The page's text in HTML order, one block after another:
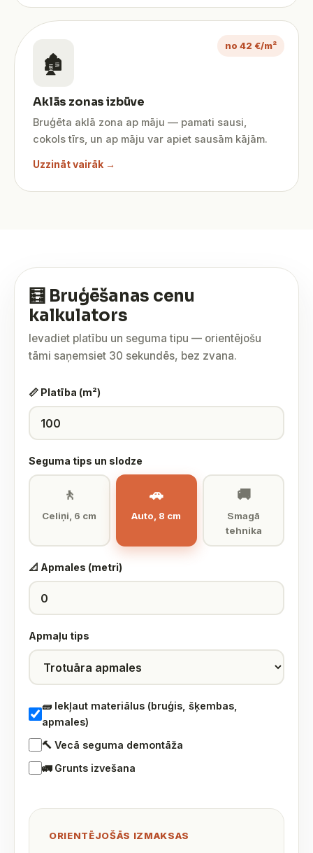
no 42 €/m²
🏚️
Aklās zonas izbūve
Bruģēta aklā zona ap māju — pamati sausi,
cokols tīrs, un ap māju var apiet sausām kājām.
Uzzināt vairāk →
🧮 Bruģēšanas cenu
kalkulators
Ievadiet platību un seguma tipu — orientējošu
tāmi saņemsiet 30 sekundēs, bez zvana.
📏 Platība (m²)
Seguma tips un slodze
🚶
Celiņi, 6 cm
🚗
Auto, 8 cm
🚚
Smagā
tehnika
📐 Apmales (metri)
Apmaļu tips
🧱 Iekļaut materiālus (bruģis, šķembas,
apmales)
🔨 Vecā seguma demontāža
🚛 Grunts izvešana
ORIENTĒJOŠĀS IZMAKSAS